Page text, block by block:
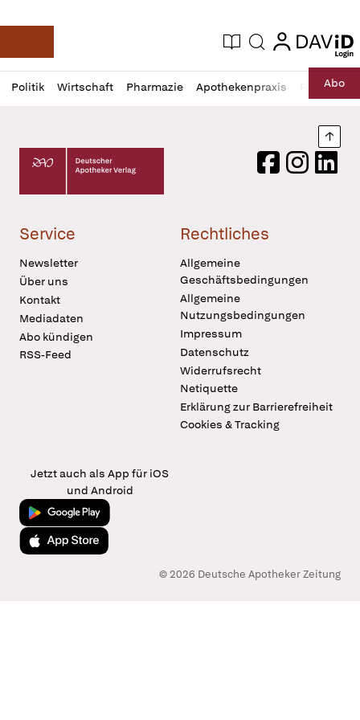
Deutsche Apotheker Zeitung
Aktuelle Ausgabe
Suche login
login
Politik Wirtschaft Pharmazie Apothekenpraxis RechtAbo
Profil
öffnen
Daz
Pur
Deutscher Apotheker Verlag Logo
FacebookInstagram
Service
Newsletter
Über uns
Kontakt
Mediadaten
Abo kündigen
RSS-Feed
Rechtliches
Allgemeine
Geschäftsbedingungen
Allgemeine
Nutzungsbedingungen
Impressum
Datenschutz
Widerrufsrecht
Netiquette
Erklärung zur Barrierefreiheit
Cookies & Tracking
Jetzt auch als App für iOS
und Android
Jetzt bei Google Play
Laden im App Store
© 2026 Deutsche Apotheker Zeitung